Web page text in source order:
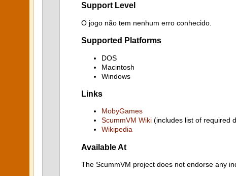
Support Level
O jogo não tem nenhum erro conhecido.
Supported Platforms
DOS
Macintosh
Windows
Links
MobyGames
ScummVM Wiki (includes list of required
Wikipedia
Available At
The ScummVM project does not endorse any